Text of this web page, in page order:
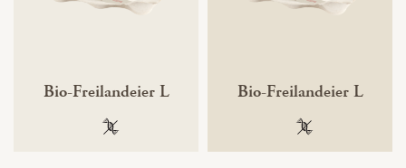
Bio-Freilandeier L
100 % gentechnikfrei
Bio-Freilandeier L
100 %